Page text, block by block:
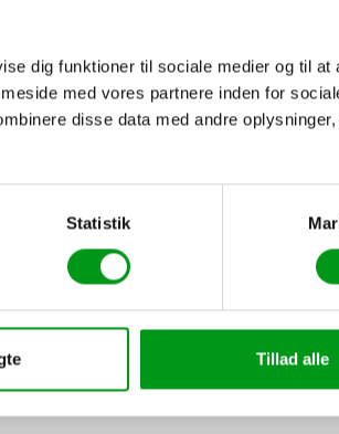
dig funktioner til sociale medier og til at
med vores partnere inden for
disse data med andre
Statistik
Tillad alle
det, at HER – i hvert fald som
ønske.
sædvanligvis er rigtig højt.
populæredatingapps– blandt andet Tinder